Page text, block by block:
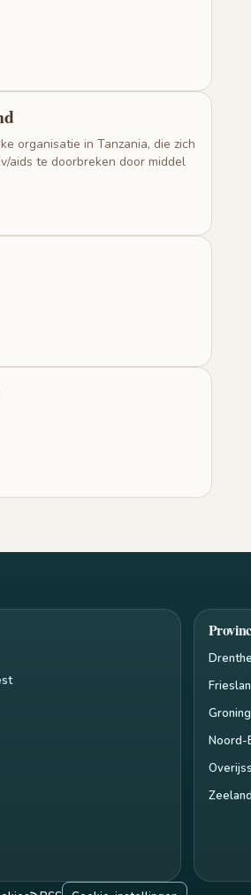
organisatie in Tanzania, die zich
aids te doorbreken door middel
Drenthe
Noord-
Zeeland